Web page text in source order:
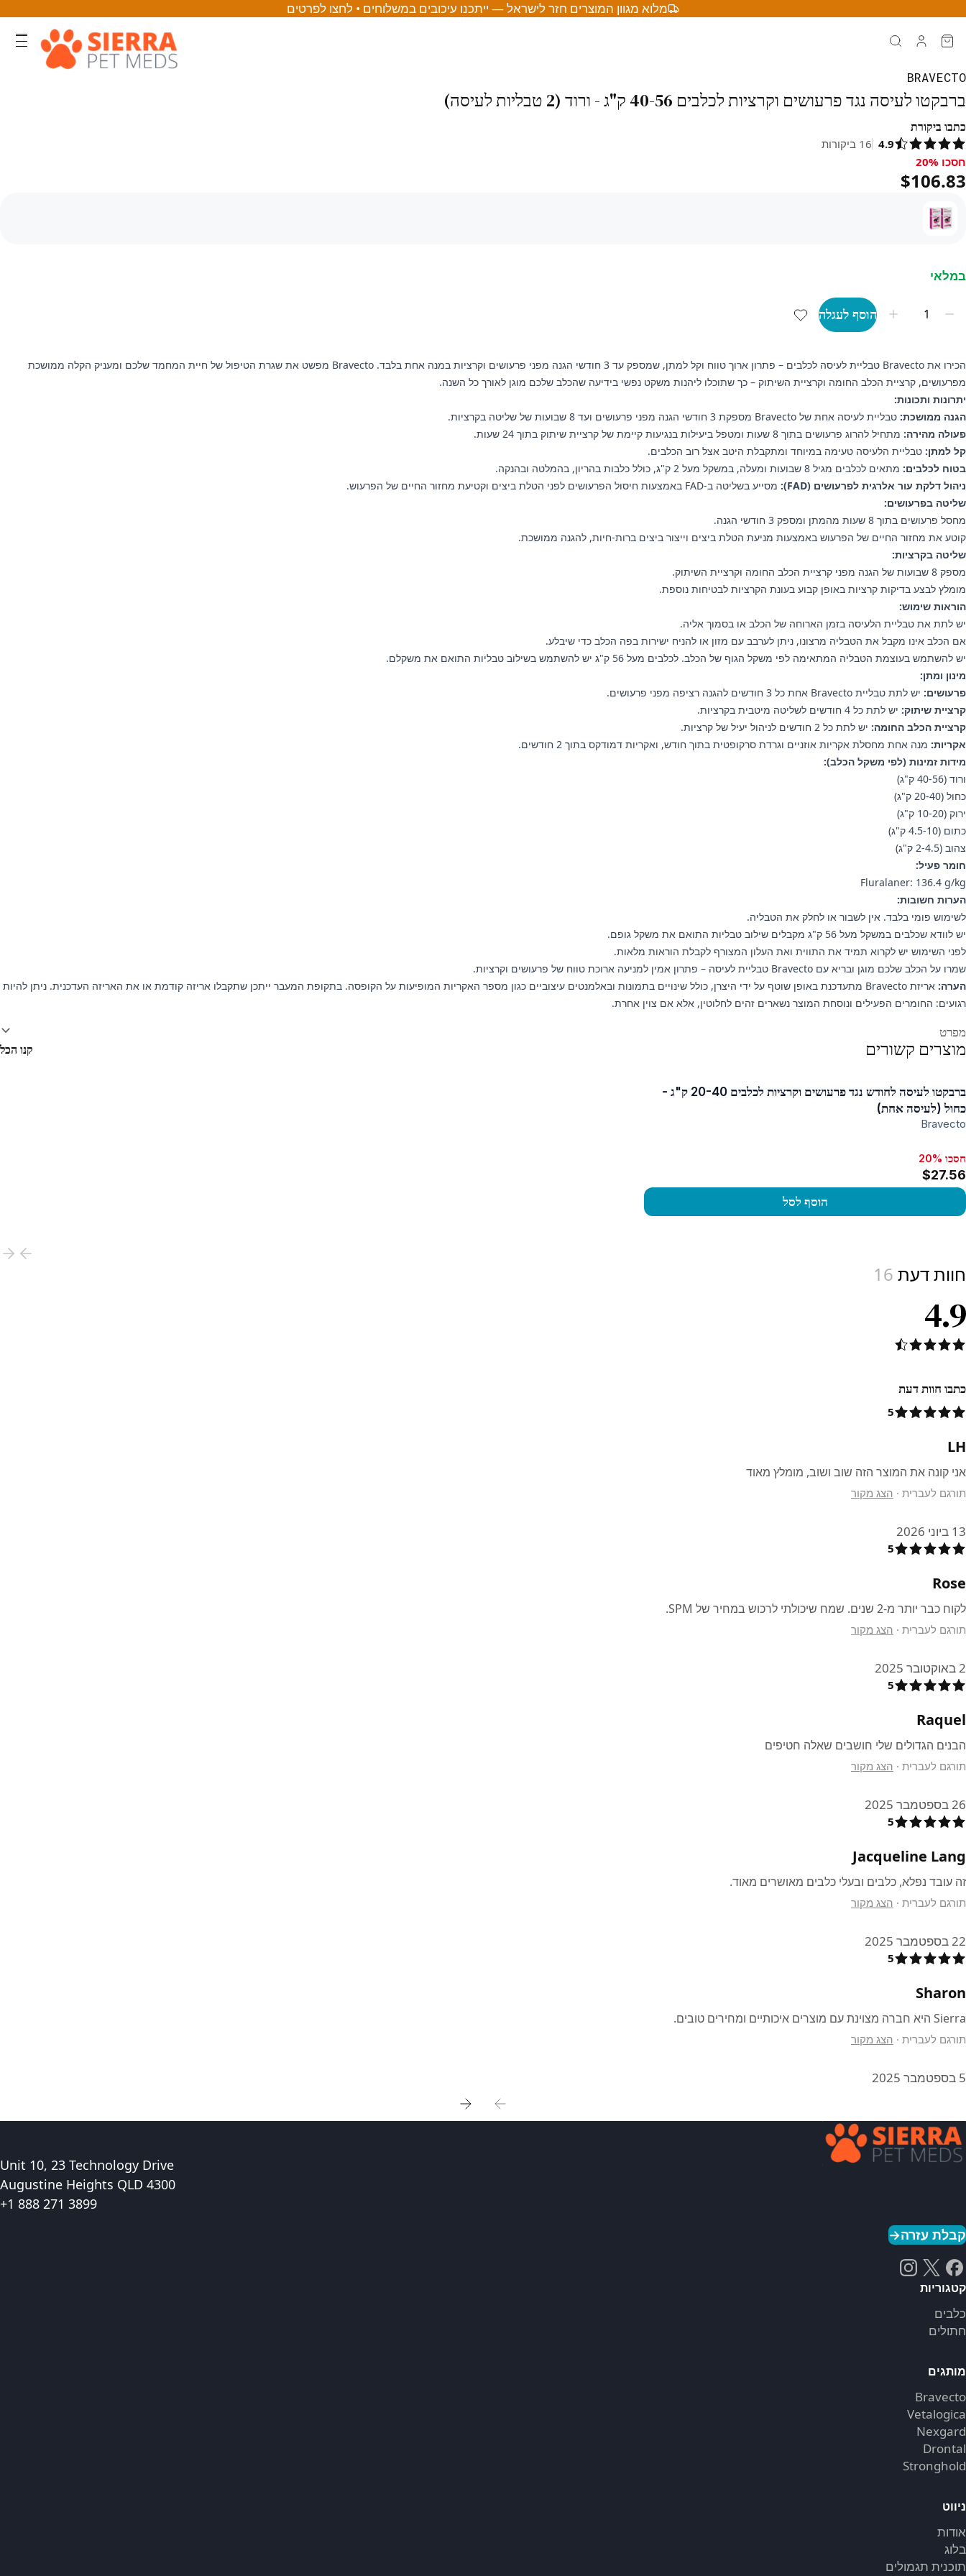
מלוא מגוון המוצרים חזר לישראל — ייתכנו עיכובים במשלוחים • לחצו לפרטים
BRAVECTO
ברבקטו לעיסה נגד פרעושים וקרציות לכלבים 40-56 ק"ג - ורוד (2 טבליות לעיסה)
כתבו ביקורת
4.9
16 ביקורות
חסכו 20%, $106.83
חסכו 20%
$106.83
במלאי
הוסף לעגלה
הכירו את Bravecto טבליית לעיסה לכלבים – פתרון ארוך טווח וקל למתן, שמספק עד 3 חודשי הגנה מפני פרעושים וקרציות במנה אחת בלבד. Bravecto מפשט את שגרת הטיפול של חיית המחמד שלכם ומעניק הקלה ממושכת
מפרעושים, קרציית הכלב החומה וקרציית השיתוק – כך שתוכלו ליהנות משקט נפשי בידיעה שהכלב שלכם מוגן לאורך כל השנה.
יתרונות ותכונות:
הגנה ממושכת: טבליית לעיסה אחת של Bravecto מספקת 3 חודשי הגנה מפני פרעושים ועד 8 שבועות של שליטה בקרציות.
פעולה מהירה: מתחיל להרוג פרעושים בתוך 8 שעות ומטפל ביעילות בנגיעות קיימת של קרציית שיתוק בתוך 24 שעות.
קל למתן: טבליית הלעיסה טעימה במיוחד ומתקבלת היטב אצל רוב הכלבים.
בטוח לכלבים: מתאים לכלבים מגיל 8 שבועות ומעלה, במשקל מעל 2 ק"ג, כולל כלבות בהריון, בהמלטה ובהנקה.
ניהול דלקת עור אלרגית לפרעושים (FAD):
מסייע בשליטה ב‑FAD באמצעות חיסול הפרעושים לפני הטלת ביצים וקטיעת מחזור החיים של הפרעוש.
שליטה בפרעושים:
מחסל פרעושים בתוך 8 שעות מהמתן ומספק 3 חודשי הגנה.
קוטע את מחזור החיים של הפרעוש באמצעות מניעת הטלת ביצים וייצור ביצים ברות-חיות, להגנה ממושכת.
שליטה בקרציות:
מספק 8 שבועות של הגנה מפני קרציית הכלב החומה וקרציית השיתוק.
מומלץ לבצע בדיקות קרציות באופן קבוע בעונת הקרציות לבטיחות נוספת.
הוראות שימוש:
יש לתת את טבליית הלעיסה בזמן הארוחה של הכלב או בסמוך אליה.
אם הכלב אינו מקבל את הטבליה מרצונו, ניתן לערבב עם מזון או להניח ישירות בפה הכלב כדי שיבלע.
יש להשתמש בעוצמת הטבליה המתאימה לפי משקל הגוף של הכלב. לכלבים מעל 56 ק"ג יש להשתמש בשילוב טבליות התואם את משקלם.
מינון ומתן:
פרעושים: יש לתת טבליית Bravecto אחת כל 3 חודשים להגנה רציפה מפני פרעושים.
קרציית שיתוק: יש לתת כל 4 חודשים לשליטה מיטבית בקרציות.
קרציית הכלב החומה: יש לתת כל 2 חודשים לניהול יעיל של קרציות.
אקריות: מנה אחת מחסלת אקריות אוזניים וגרדת סרקופטית בתוך חודש, ואקריות דמודקס בתוך 2 חודשים.
מידות זמינות (לפי משקל הכלב):
ורוד (40-56 ק"ג)
כחול (20-40 ק"ג)
ירוק (10-20 ק"ג)
כתום (4.5-10 ק"ג)
צהוב (2-4.5 ק"ג)
חומר פעיל:
Fluralaner: 136.4 g/kg
הערות חשובות:
לשימוש פומי בלבד. אין לשבור או לחלק את הטבליה.
יש לוודא שכלבים במשקל מעל 56 ק"ג מקבלים שילוב טבליות התואם את משקל גופם.
לפני השימוש יש לקרוא תמיד את התווית ואת העלון המצורף לקבלת הוראות מלאות.
שמרו על הכלב שלכם מוגן ובריא עם Bravecto טבליית לעיסה – פתרון אמין למניעה ארוכת טווח של פרעושים וקרציות.
הערה:
אריזת Bravecto מתעדכנת באופן שוטף על ידי היצרן, כולל שינויים בתמונות ובאלמנטים עיצוביים כגון מספר האקריות המופיעות על הקופסה. בתקופת המעבר ייתכן שתקבלו אריזה קודמת או את האריזה העדכנית. ניתן להיות
רגועים: החומרים הפעילים ונוסחת המוצר נשארים זהים לחלוטין, אלא אם צוין אחרת.
מפרט
מוצרים קשורים קנו הכל
ברבקטו לעיסה לחודש נגד פרעושים וקרציות לכלבים 20-40 ק"ג -
כחול (לעיסה אחת)
Bravecto
חסכו 20%
$27.56
הוסף לסל
חוות דעת 16
4.9
כתבו חוות דעת
5
LH
אני קונה את המוצר הזה שוב ושוב, מומלץ מאוד
תורגם לעברית · הצג מקור
13 ביוני 2026
5
Rose
לקוח כבר יותר מ-2 שנים. שמח שיכולתי לרכוש במחיר של SPM.
תורגם לעברית · הצג מקור
2 באוקטובר 2025
5
Raquel
הבנים הגדולים שלי חושבים שאלה חטיפים
תורגם לעברית · הצג מקור
26 בספטמבר 2025
5
Jacqueline Lang
זה עובד נפלא, כלבים ובעלי כלבים מאושרים מאוד.
תורגם לעברית · הצג מקור
22 בספטמבר 2025
5
Sharon
Sierra היא חברה מצוינת עם מוצרים איכותיים ומחירים טובים.
תורגם לעברית · הצג מקור
5 בספטמבר 2025
Unit 10, 23 Technology Drive
Augustine Heights QLD 4300
+1 888 271 3899
קבלת עזרה→
קטגוריות
כלבים
חתולים
מותגים
Bravecto
Vetalogica
Nexgard
Drontal
Stronghold
ניווט
אודות
בלוג
תוכנית תגמולים